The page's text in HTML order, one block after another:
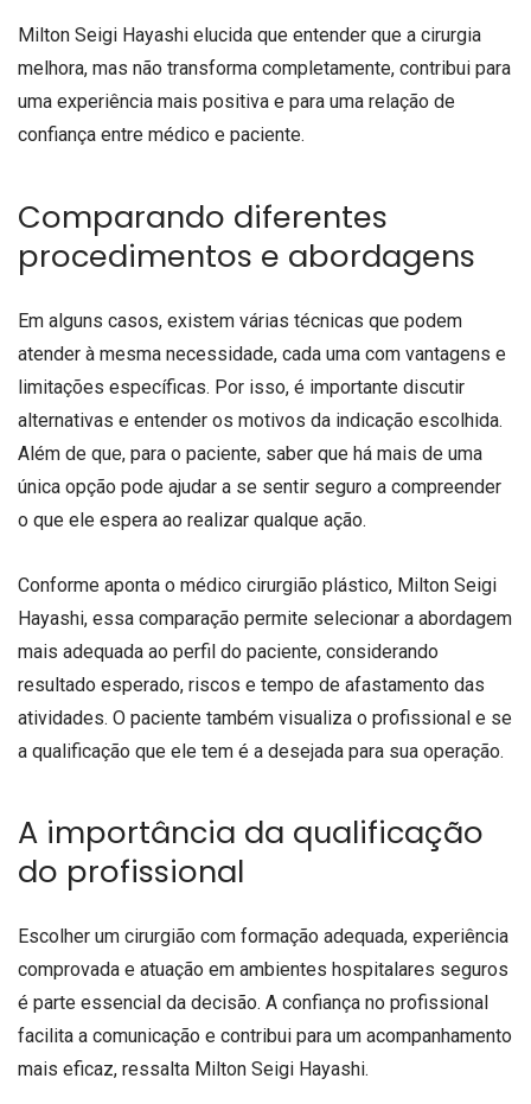
Milton Seigi Hayashi elucida que entender que a cirurgia
melhora, mas não transforma completamente, contribui para
uma experiência mais positiva e para uma relação de
confiança entre médico e paciente.
Comparando diferentes
procedimentos e abordagens
Em alguns casos, existem várias técnicas que podem
atender à mesma necessidade, cada uma com vantagens e
limitações específicas. Por isso, é importante discutir
alternativas e entender os motivos da indicação escolhida.
Além de que, para o paciente, saber que há mais de uma
única opção pode ajudar a se sentir seguro a compreender
o que ele espera ao realizar qualque ação.
Conforme aponta o médico cirurgião plástico, Milton Seigi
Hayashi, essa comparação permite selecionar a abordagem
mais adequada ao perfil do paciente, considerando
resultado esperado, riscos e tempo de afastamento das
atividades. O paciente também visualiza o profissional e se
a qualificação que ele tem é a desejada para sua operação.
A importância da qualificação
do profissional
Escolher um cirurgião com formação adequada, experiência
comprovada e atuação em ambientes hospitalares seguros
é parte essencial da decisão. A confiança no profissional
facilita a comunicação e contribui para um acompanhamento
mais eficaz, ressalta Milton Seigi Hayashi.